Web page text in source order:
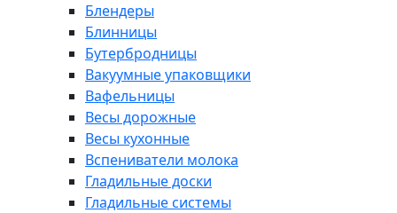
Блендеры
Блинницы
Бутербродницы
Вакуумные упаковщики
Вафельницы
Весы дорожные
Весы кухонные
Вспениватели молока
Гладильные доски
Гладильные системы